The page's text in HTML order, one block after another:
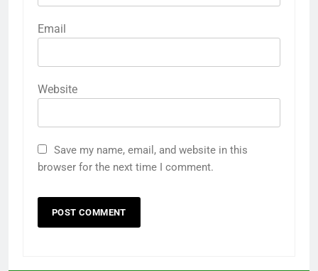
Email
Website
Save my name, email, and website in this
browser for the next time I comment.